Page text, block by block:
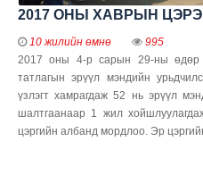
2017 ОНЫ ХАВРЫН
10 жилийн өмнө
995
2017 оны 4-р сарын 29-ны өдөр
татлагын эрүүл мэндийн
үзлэгт хамрагдаж 52 нь эрүүл
шалтгаанаар 1 жил
цэргийн албанд мордлоо. Эр